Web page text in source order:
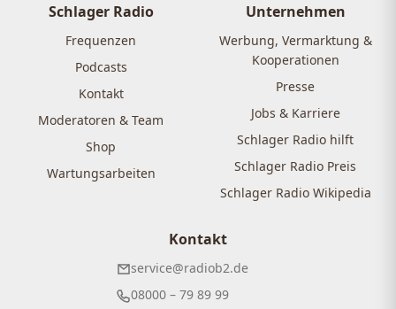
Schlager Radio
Frequenzen
Podcasts
Kontakt
Moderatoren & Team
Shop
Wartungsarbeiten
Unternehmen
Werbung, Vermarktung &
Kooperationen
Presse
Jobs & Karriere
Schlager Radio hilft
Schlager Radio Preis
Schlager Radio Wikipedia
Kontakt
service@radiob2.de
08000 – 79 89 99